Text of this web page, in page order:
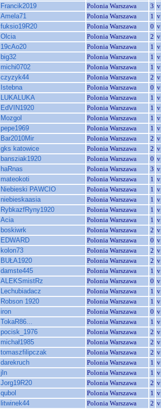
Francik2019 Polonia Warszawa 3 v
Amela71 Polonia Warszawa 1 v
fuksio19R20 Polonia Warszawa 0 v
Olcia Polonia Warszawa 2 v
19cAo20 Polonia Warszawa 1 v
big32 Polonia Warszawa 1 v
michi0702 Polonia Warszawa 1 v
czyzyk44 Polonia Warszawa 2 v
Istebna Polonia Warszawa 0 v
LUKALUKA Polonia Warszawa 1 v
EdVIN1920 Polonia Warszawa 1 v
Mozgol Polonia Warszawa 1 v
pepe1969 Polonia Warszawa 1 v
Bar2010Mir Polonia Warszawa 2 v
gks katowice Polonia Warszawa 2 v
bansziak1920 Polonia Warszawa 0 v
haRnas Polonia Warszawa 3 v
mateokoti Polonia Warszawa 1 v
Niebieski PAWCIO Polonia Warszawa 1 v
niebieskaasia Polonia Warszawa 1 v
RybkazfRyny1920 Polonia Warszawa 1 v
Acia Polonia Warszawa 1 v
boskiwrk Polonia Warszawa 2 v
EDWARD Polonia Warszawa 0 v
kolon73 Polonia Warszawa 2 v
BUŁA1920 Polonia Warszawa 2 v
damste445 Polonia Warszawa 1 v
ALEKSmistRz Polonia Warszawa 0 v
Lechubiadacz Polonia Warszawa 1 v
Robson 1920 Polonia Warszawa 1 v
iron Polonia Warszawa 0 v
TokaR86... Polonia Warszawa 1 v
pocisk_1976 Polonia Warszawa 2 v
michał1985 Polonia Warszawa 2 v
tomaszfilipczak Polonia Warszawa 2 v
darekruch Polonia Warszawa 1 v
jln Polonia Warszawa 1 v
Jorg19R20 Polonia Warszawa 2 v
qubol Polonia Warszawa 1 v
litwinek44 Polonia Warszawa 2 v